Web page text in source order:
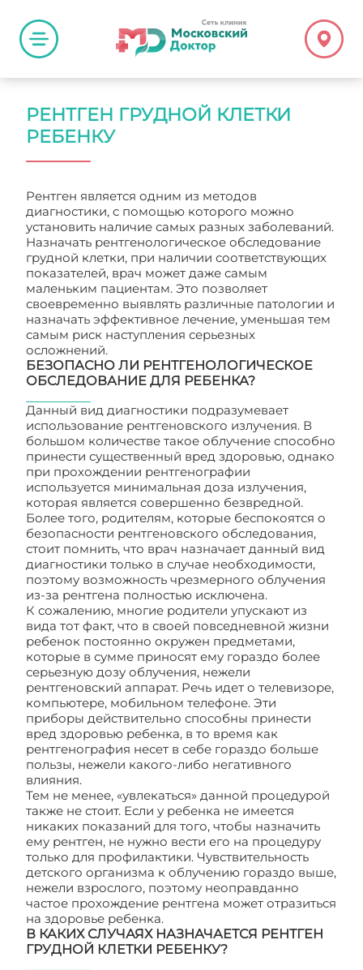
РЕНТГЕН ГРУДНОЙ КЛЕТКИ
РЕБЕНКУ
Рентген является одним из методов
диагностики, с помощью которого можно
установить наличие самых разных заболеваний.
Назначать рентгенологическое обследование
грудной клетки, при наличии соответствующих
показателей, врач может даже самым
маленьким пациентам. Это позволяет
своевременно выявлять различные патологии и
назначать эффективное лечение, уменьшая тем
самым риск наступления серьезных
осложнений.
БЕЗОПАСНО ЛИ РЕНТГЕНОЛОГИЧЕСКОЕ
ОБСЛЕДОВАНИЕ ДЛЯ РЕБЕНКА?
Данный вид диагностики подразумевает
использование рентгеновского излучения. В
большом количестве такое облучение способно
принести существенный вред здоровью, однако
при прохождении рентгенографии
используется минимальная доза излучения,
которая является совершенно безвредной.
Более того, родителям, которые беспокоятся о
безопасности рентгеновского обследования,
стоит помнить, что врач назначает данный вид
диагностики только в случае необходимости,
поэтому возможность чрезмерного облучения
из-за рентгена полностью исключена.
К сожалению, многие родители упускают из
вида тот факт, что в своей повседневной жизни
ребенок постоянно окружен предметами,
которые в сумме приносят ему гораздо более
серьезную дозу облучения, нежели
рентгеновский аппарат. Речь идет о телевизоре,
компьютере, мобильном телефоне. Эти
приборы действительно способны принести
вред здоровью ребенка, в то время как
рентгенография несет в себе гораздо больше
пользы, нежели какого-либо негативного
влияния.
Тем не менее, «увлекаться» данной процедурой
также не стоит. Если у ребенка не имеется
никаких показаний для того, чтобы назначить
ему рентген, не нужно вести его на процедуру
только для профилактики. Чувствительность
детского организма к облучению гораздо выше,
нежели взрослого, поэтому неоправданно
частое прохождение рентгена может отразиться
на здоровье ребенка.
В КАКИХ СЛУЧАЯХ НАЗНАЧАЕТСЯ РЕНТГЕН
ГРУДНОЙ КЛЕТКИ РЕБЕНКУ?